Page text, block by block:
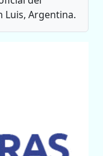
Luis, Argentina.